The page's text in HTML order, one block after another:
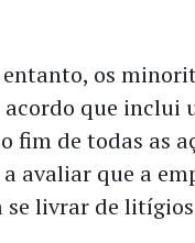
os
que inclui
fim de todas as
avaliar que a
se livrar de